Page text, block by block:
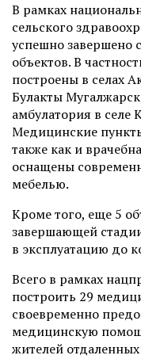
В рамках
сельского
успешно завершено
объектов. В
построены в селах
Булакты
амбулатория в селе
Медицинские
также как и
оснащены
мебелью.
Кроме того, еще 5
завершающей
в эксплуатацию до
Всего в рамках
построить 29
своевременно
медицинскую
жителей